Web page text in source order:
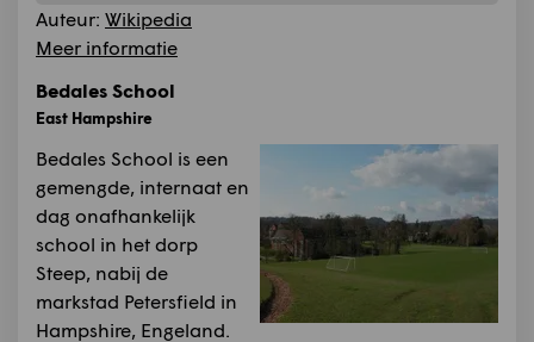
Auteur: Wikipedia
Meer informatie
Bedales School
East Hampshire
Bedales School is een
gemengde, internaat en
dag onafhankelijk
school in het dorp
Steep, nabij de
markstad Petersfield in
Hampshire, Engeland.